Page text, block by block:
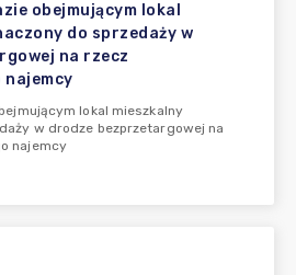
obejmującym lokal
do sprzedaży w
na rzecz
lokal mieszkalny
w drodze bezprzetargowej na
najemcy